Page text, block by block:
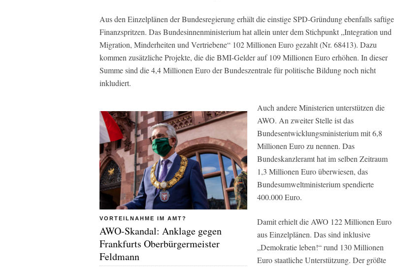
Aus den Einzelplänen der Bundesregierung erhält die einstige SPD-Gründung ebenfalls saftige
Finanzspritzen. Das Bundesinnenministerium hat allein unter dem Stichpunkt „Integration und
Migration, Minderheiten und Vertriebene“ 102 Millionen Euro gezahlt (Nr. 68413). Dazu
kommen zusätzliche Projekte, die die BMI-Gelder auf 109 Millionen Euro erhöhen. In dieser
Summe sind die 4,4 Millionen Euro der Bundeszentrale für politische Bildung noch nicht
inkludiert.
VORTEILNAHME IM AMT?
AWO-Skandal: Anklage gegen
Frankfurts Oberbürgermeister
Feldmann
Auch andere Ministerien unterstützen die
AWO. An zweiter Stelle ist das
Bundesentwicklungsministerium mit 6,8
Millionen Euro zu nennen. Das
Bundeskanzleramt hat im selben Zeitraum
1,3 Millionen Euro überwiesen, das
Bundesumweltministerium spendierte
400.000 Euro.
Damit erhielt die AWO 122 Millionen Euro
aus Einzelplänen. Das sind inklusive
„Demokratie leben!“ rund 130 Millionen
Euro staatliche Unterstützung. Der größte